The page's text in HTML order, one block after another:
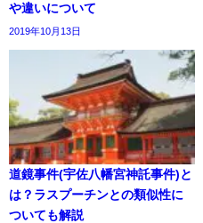
や違いについて
2019年10月13日
道鏡事件(宇佐八幡宮神託事件)と
は？ラスプーチンとの類似性に
ついても解説